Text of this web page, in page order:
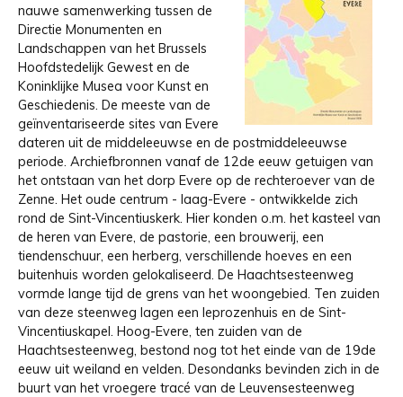
nauwe samenwerking tussen de
Directie Monumenten en
Landschappen van het Brussels
Hoofdstedelijk Gewest en de
Koninklijke Musea voor Kunst en
Geschiedenis. De meeste van de
geïnventariseerde sites van Evere
dateren uit de middeleeuwse en de postmiddeleeuwse
periode. Archiefbronnen vanaf de 12de eeuw getuigen van
het ontstaan van het dorp Evere op de rechteroever van de
Zenne. Het oude centrum - laag-Evere - ontwikkelde zich
rond de Sint-Vincentiuskerk. Hier konden o.m. het kasteel van
de heren van Evere, de pastorie, een brouwerij, een
tiendenschuur, een herberg, verschillende hoeves en een
buitenhuis worden gelokaliseerd. De Haachtsesteenweg
vormde lange tijd de grens van het woongebied. Ten zuiden
van deze steenweg lagen een leprozenhuis en de Sint­
Vincentiuskapel. Hoog-Evere, ten zuiden van de
Haachtsesteenweg, bestond nog tot het einde van de 19de
eeuw uit weiland en velden. Desondanks bevinden zich in de
buurt van het vroegere tracé van de Leuvensesteenweg